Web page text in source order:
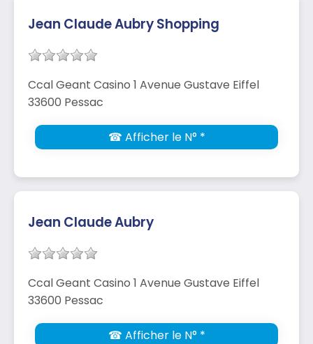
Jean Claude Aubry Shopping
Ccal Geant Casino 1 Avenue Gustave Eiffel
33600 Pessac
☎ Afficher le N° *
Jean Claude Aubry
Ccal Geant Casino 1 Avenue Gustave Eiffel
33600 Pessac
☎ Afficher le N° *